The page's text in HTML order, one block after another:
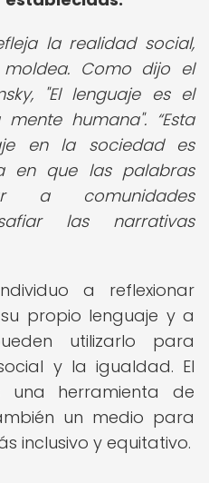
la realidad social,
Como dijo el
"El lenguaje es el
humana".
Esta
en la sociedad es
en que las palabras
a comunidades
las narrativas
a reflexionar
propio lenguaje y a
utilizarlo para
y la igualdad. El
una herramienta de
un medio para
inclusivo y equitativo.